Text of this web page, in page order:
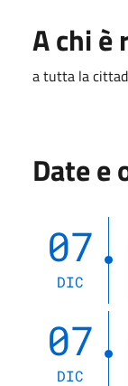
A chi è
a tutta la
Date e
07
DIC
07
DIC